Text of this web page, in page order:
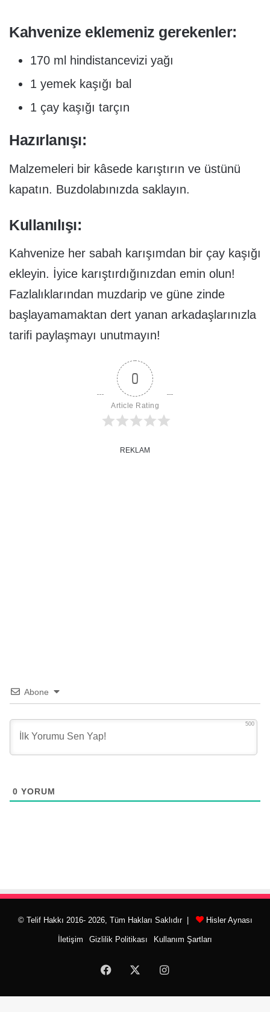
Kahvenize eklemeniz gerekenler:
170 ml hindistancevizi yağı
1 yemek kaşığı bal
1 çay kaşığı tarçın
Hazırlanışı:
Malzemeleri bir kâsede karıştırın ve üstünü
kapatın. Buzdolabınızda saklayın.
Kullanılışı:
Kahvenize her sabah karışımdan bir çay kaşığı
ekleyin. İyice karıştırdığınızdan emin olun!
Fazlalıklarından muzdarip ve güne zinde
başlayamamaktan dert yanan arkadaşlarınızla
tarifi paylaşmayı unutmayın!
0
Article Rating
REKLAM
Abone
500
0 YORUM
© Telif Hakkı 2016- 2026, Tüm Hakları Saklıdır | Hisler Aynası
İletişim Gizlilik Politikası Kullanım Şartları
Facebook Instagram